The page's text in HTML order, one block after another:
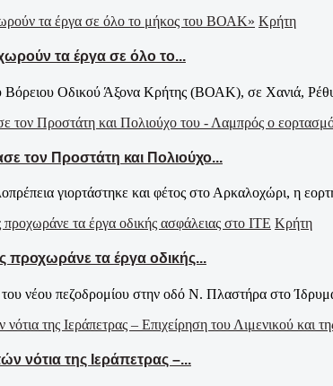
Κρήτη
τα έργα σε όλο το...
Βόρειου Οδικού Άξονα Κρήτης (ΒΟΑΚ), σε Χανιά,
τον Προστάτη και Πολιούχο...
γιορτάστηκε και φέτος στο Αρκαλοχώρι, η
Κρήτη
προχωράνε τα έργα οδικής...
του νέου πεζοδρομίου στην οδό Ν. Πλαστήρα στο
νότια της Ιεράπετρας –...